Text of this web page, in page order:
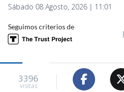
Sábado 08 Agosto, 2026 | 11:01
Seguimos criterios de
3396
visitas